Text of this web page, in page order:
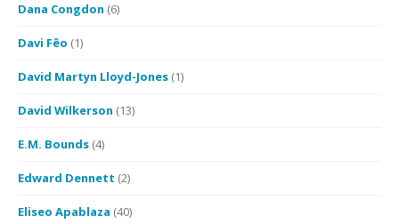
Dana Congdon (6)
Davi Fêo (1)
David Martyn Lloyd-Jones (1)
David Wilkerson (13)
E.M. Bounds (4)
Edward Dennett (2)
Eliseo Apablaza (40)